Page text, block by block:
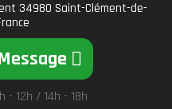
34980 Saint-Clément-de-
- 12h / 14h - 18h